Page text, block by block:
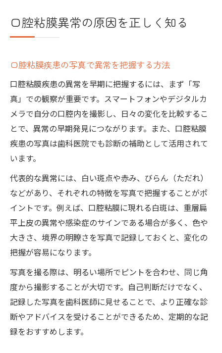
食事もしみる口腔粘膜びらん対策術
口腔粘膜びらんの症状と画像での判別方法
口腔粘膜の痛みを和らげるセルフケア実践
法
口腔粘膜に優しい食事選びのポイント
口腔粘膜びらん時の食事工夫と注意点
白い口腔粘膜に現れる主な症状一覧
口腔粘膜が白い場合の主な原因を解説
口腔粘膜の白い症状を写真で比較する際の
注意
口腔粘膜疾患と重層扁平上皮の関係性
口腔粘膜に見られる白斑とびらんの特徴
スピリット異常とは何か基礎から理解
説
口腔粘膜に現れるスピリット異常の手がか
り
口腔粘膜異常と自己免疫性疾患の関連性
口腔粘膜異常の原因を正しく知る
口腔粘膜疾患の写真で異常を把握する方法
口腔粘膜疾患の異常を早期に把握するには、まず「写
真」での観察が重要です。スマートフォンやデジタルカ
メラで自分の口腔内を撮影し、日々の変化を比較するこ
とで、異常の早期発見につながります。また、口腔粘膜
疾患の写真は歯科医院でも診断の補助として活用されて
います。
代表的な異常には、白い斑点や赤み、びらん（ただれ）
などがあり、それぞれの特徴を写真で把握することがポ
イントです。例えば、口腔粘膜に現れる白斑は、重層扁
平上皮の異常や感染症のサインである場合が多く、色や
大きさ、境界の明瞭さを写真で記録しておくと、変化の
把握が容易になります。
写真を撮る際は、明るい場所でピントを合わせ、同じ角
度から撮影することが大切です。自己判断だけでなく、
記録した写真を歯科医師に見せることで、より正確な診
断やアドバイスを受けることができるため、定期的な記
録をおすすめします。